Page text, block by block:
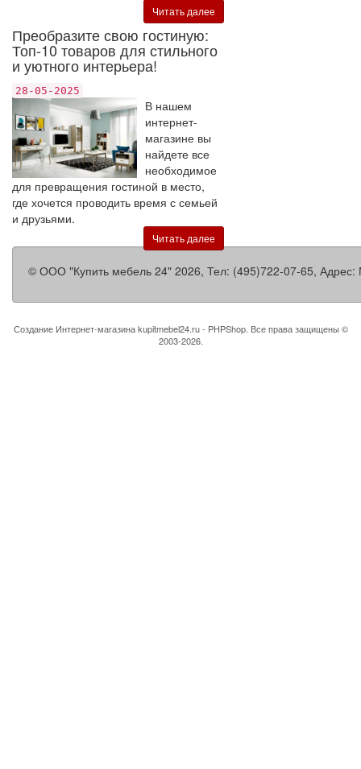
Читать далее
Преобразите свою гостиную:
Топ-10 товаров для стильного
и уютного интерьера!
28-05-2025
В нашем
интернет-
магазине вы
найдете все
необходимое
для превращения гостиной в место,
где хочется проводить время с семьей
и друзьями.
Читать далее
© ООО "Купить мебель 24" 2026, Тел: (495)722-07-65, Адрес:
Создание Интернет-магазинаkupitmebel24.ru - PHPShop. Все права защищены ©
2003-2026.